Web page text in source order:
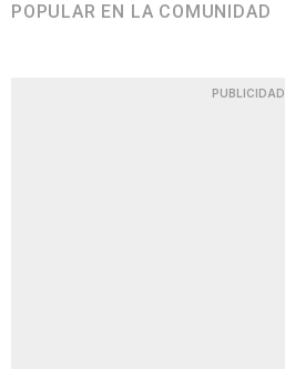
POPULAR EN LA COMUNIDAD
PUBLICIDAD